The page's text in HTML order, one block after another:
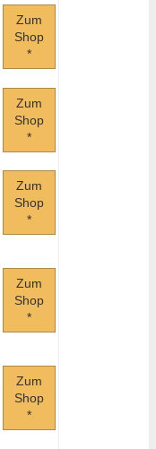
Zum
Shop
*
Zum
Shop
*
Zum
Shop
*
Zum
Shop
*
Zum
Shop
*